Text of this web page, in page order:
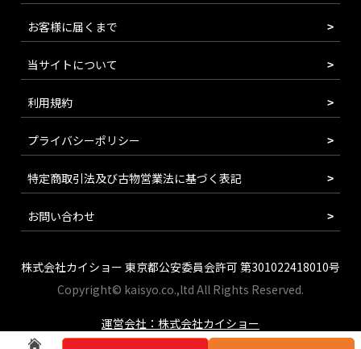
お客様に届くまで
当サイトについて
利用規約
プライバシーポリシー
特定商取引法及び古物営業法に基づく表記
お問い合わせ
株式会社カイショー 東京都公安委員会許可 第301022418010号
Copyright© kaisyo.co.,ltd All Rights Reserved.
運営会社：株式会社カイショー